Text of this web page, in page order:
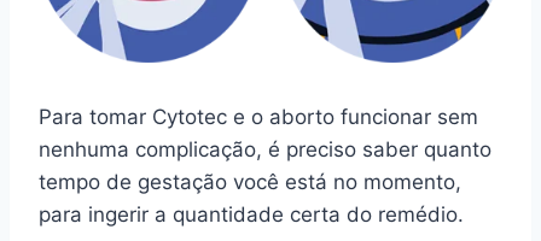
Para tomar Cytotec e o aborto funcionar sem
nenhuma complicação, é preciso saber quanto
tempo de gestação você está no momento,
para ingerir a quantidade certa do remédio.